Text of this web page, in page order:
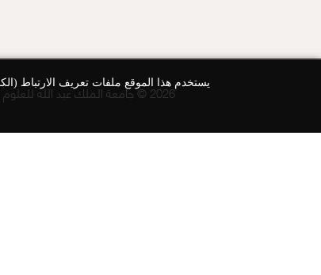
يستخدم هذا الموقع ملفات تعريف الارتباط
2026 © جامعة الملك عبد الله للعلوم و التقنية، جميع الحقوق محفوظة